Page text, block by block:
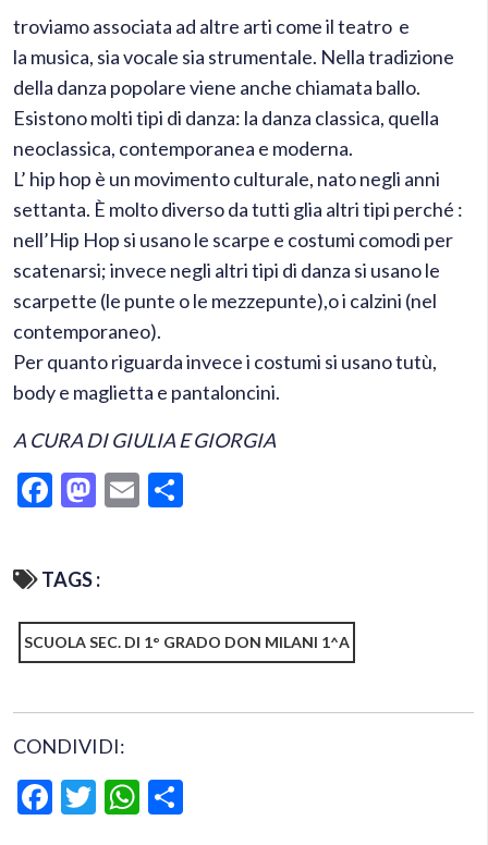
troviamo associata ad altre arti come il teatro e
la musica, sia vocale sia strumentale. Nella tradizione
della danza popolare viene anche chiamata ballo.
Esistono molti tipi di danza: la danza classica, quella
neoclassica, contemporanea e moderna.
L’ hip hop è un movimento culturale, nato negli anni
settanta. È molto diverso da tutti glia altri tipi perché :
nell’Hip Hop si usano le scarpe e costumi comodi per
scatenarsi; invece negli altri tipi di danza si usano le
scarpette (le punte o le mezzepunte),o i calzini (nel
contemporaneo).
Per quanto riguarda invece i costumi si usano tutù,
body e maglietta e pantaloncini.
A CURA DI GIULIA E GIORGIA
Facebook
Mastodon
Email
TAGS :
SCUOLA SEC. DI 1° GRADO DON MILANI 1^A
CONDIVIDI:
Facebook
TwitterWhatsApp